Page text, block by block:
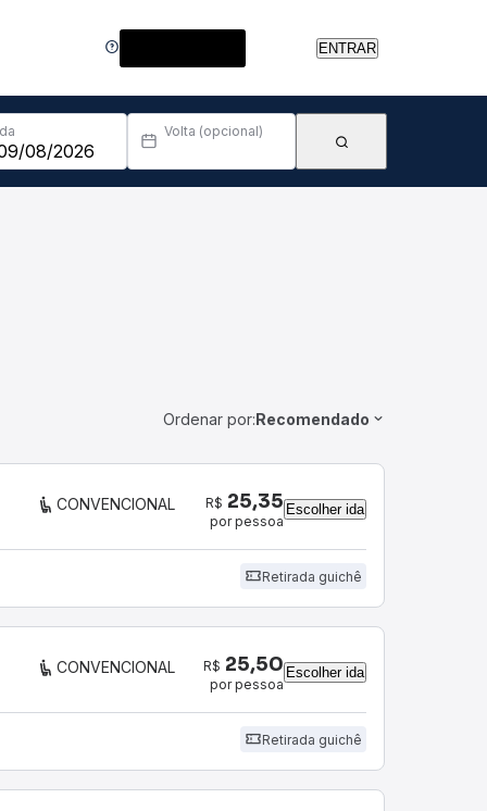
ENTRAR
Volta (opcional)
Ordenar por:Recomendado
CONVENCIONAL R$ 25,35
por pessoa
Escolher ida
Retirada guichê
CONVENCIONAL R$ 25,50
por pessoa
Escolher ida
Retirada guichê